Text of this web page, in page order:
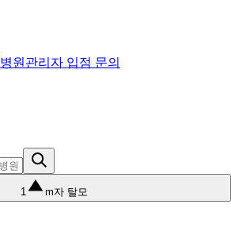
병원관리자 입점 문의
1 m자 탈모